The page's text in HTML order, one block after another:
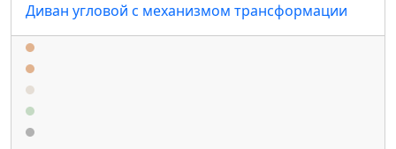
Диван угловой с механизмом трансформации